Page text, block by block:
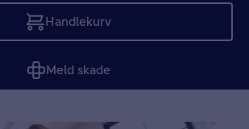
Handlekurv
Tom
Meld skade